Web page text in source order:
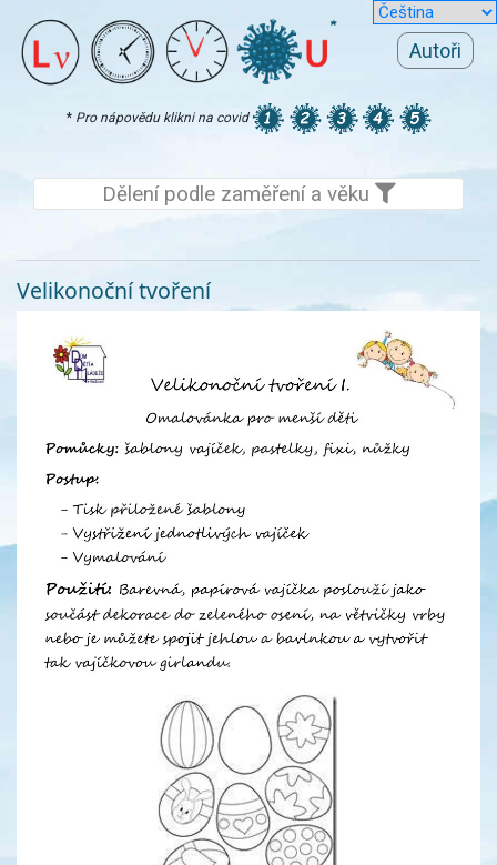
Autoři
* Pro nápovědu klikni na covid
Dělení podle zaměření a věku
Velikonoční tvoření